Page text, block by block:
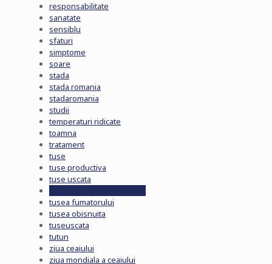
responsabilitate
sanatate
sensiblu
sfaturi
simptome
soare
stada
stada romania
stadaromania
studii
temperaturi ridicate
toamna
tratament
tuse
tuse productiva
tuse uscata
tusea fumatorului
tusea obisnuita
tuseuscata
tutun
ziua ceaiului
ziua mondiala a ceaiului